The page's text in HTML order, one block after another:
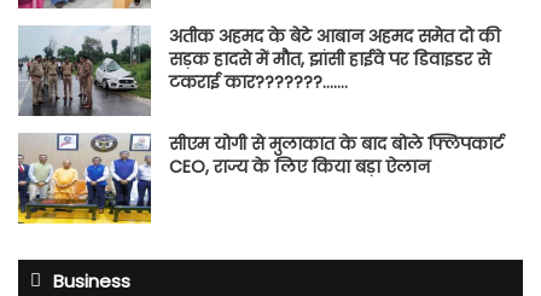
अतीक अहमद के बेटे आबान अहमद समेत दो की
सड़क हादसे में मौत, झांसी हाईवे पर डिवाइडर से
टकराई कार???????…….
सीएम योगी से मुलाकात के बाद बोले फ्लिपकार्ट
CEO, राज्य के लिए किया बड़ा ऐलान
Business